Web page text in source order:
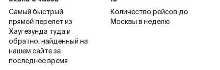
Самый быстрый
прямой перелет из
Хаугезунда туда и
обратно, найденный на
нашем сайте за
последнее время
Количество рейсов до
Москвы в неделю